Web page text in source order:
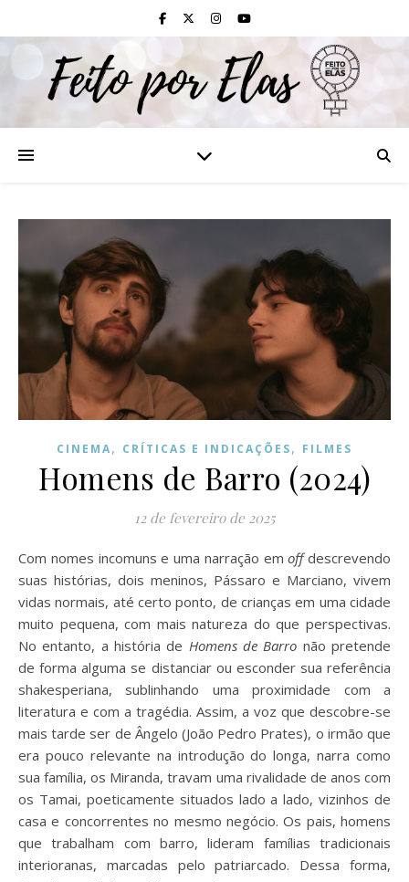
CINEMA, CRÍTICAS E INDICAÇÕES, FILMES
Homens de Barro (2024)
12 de fevereiro de 2025
Com nomes incomuns e uma narração emoffdescrevendo
suas histórias, dois meninos, Pássaro e Marciano, vivem
vidas normais, até certo ponto, de crianças em uma cidade
muito pequena, com mais natureza do que perspectivas.
No entanto, a história de Homens de Barro não pretende
de forma alguma se distanciar ou esconder sua referência
shakesperiana, sublinhando uma proximidade com a
literatura e com a tragédia. Assim, a voz que descobre-se
mais tarde ser de Ângelo (João Pedro Prates), o irmão que
era pouco relevante na introdução do longa, narra como
sua família, os Miranda, travam uma rivalidade de anos com
os Tamai, poeticamente situados lado a lado, vizinhos de
casa e concorrentes no mesmo negócio. Os pais, homens
que trabalham com barro, lideram famílias tradicionais
interioranas, marcadas pelo patriarcado. Dessa forma,